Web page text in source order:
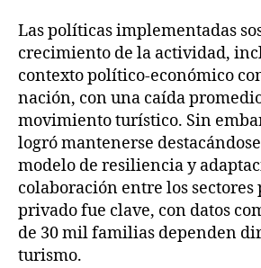
Las políticas implementadas
crecimiento de la actividad,
contexto político-económico
nación, con una caída
movimiento turístico. Sin
logró mantenerse
modelo de resiliencia y
colaboración entre los sectores
privado fue clave, con datos
de 30 mil familias dependen
turismo.